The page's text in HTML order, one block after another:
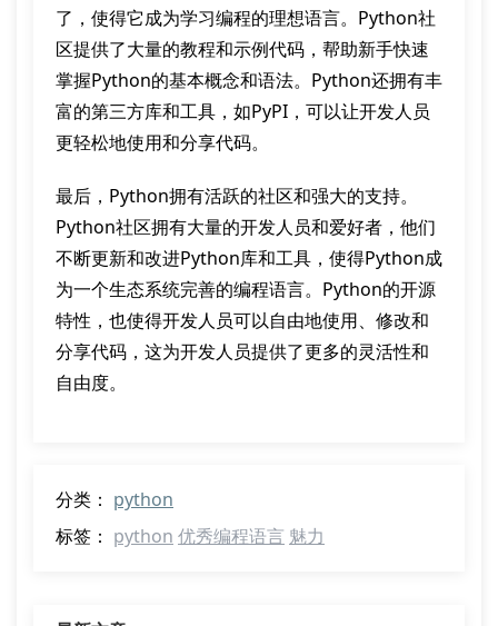
了，使得它成为学习编程的理想语言。Python社
区提供了大量的教程和示例代码，帮助新手快速
掌握Python的基本概念和语法。Python还拥有丰
富的第三方库和工具，如PyPI，可以让开发人员
更轻松地使用和分享代码。
最后，Python拥有活跃的社区和强大的支持。
Python社区拥有大量的开发人员和爱好者，他们
不断更新和改进Python库和工具，使得Python成
为一个生态系统完善的编程语言。Python的开源
特性，也使得开发人员可以自由地使用、修改和
分享代码，这为开发人员提供了更多的灵活性和
自由度。
分类： python
标签： python 优秀编程语言 魅力